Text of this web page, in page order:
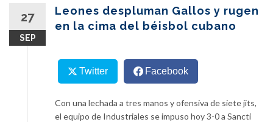
27
SEP
Leones despluman Gallos y rugen
en la cima del béisbol cubano
Twitter Facebook
Con una lechada a tres manos y ofensiva de siete jits,
el equipo de Industriales se impuso hoy 3-0 a Sancti